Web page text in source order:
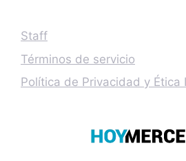
Staff
Términos de servicio
Política de Privacidad y Ética